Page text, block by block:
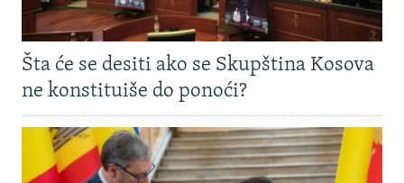
Šta će se desiti ako se Skupština Kosova
ne konstituiše do ponoći?